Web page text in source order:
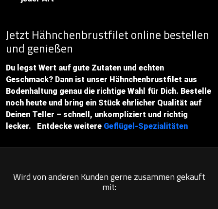
Jetzt Hähnchenbrustfilet online bestellen
und genießen
Du legst Wert auf gute Zutaten und echten
Geschmack? Dann ist unser Hähnchenbrustfilet aus
Bodenhaltung genau die richtige Wahl für Dich. Bestelle
noch heute und bring ein Stück ehrlicher Qualität auf
Deinen Teller – schnell, unkompliziert und richtig
lecker. Entdecke weitere Geflügel-Spezialitäten
Wird von anderen Kunden gerne zusammen gekauft
mit: